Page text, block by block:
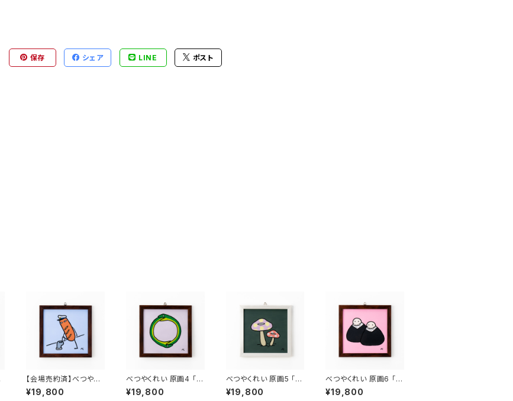
保存 シェア LINE ポスト
【会場売約済】べつやく
れい 原画3 「かっこいい
ウインナー2」
¥19,800
べつやくれい 原画4 「ウ
ロボロス」
¥19,800
べつやくれい 原画5 「毒
きのこ」
¥19,800
べつやくれい 原画6 「ド
クロおにぎり」
¥19,800